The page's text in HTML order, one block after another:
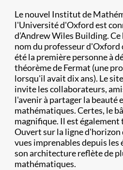
Le nouvel Institut de
l'Université d'Oxford est
d’Andrew Wiles Building.
nom du professeur d'Oxford
été la première personne à
théorème de Fermat (une
lorsqu'il avait dix ans). Le
invite les collaborateurs,
l'avenir à partager la beauté
mathématiques. Certes, le
magnifique. Il est
Ouvert sur la ligne d'horizon
vues imprenables depuis les
son architecture reflète de
mathématiques.